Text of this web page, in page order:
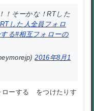
！そーかな！RTした
した人全員フォロ
る#相互フォローの
2016年8月1
ーする をつけたりす